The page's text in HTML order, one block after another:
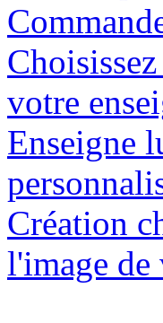
votre
Enseigne
Création
l'image de